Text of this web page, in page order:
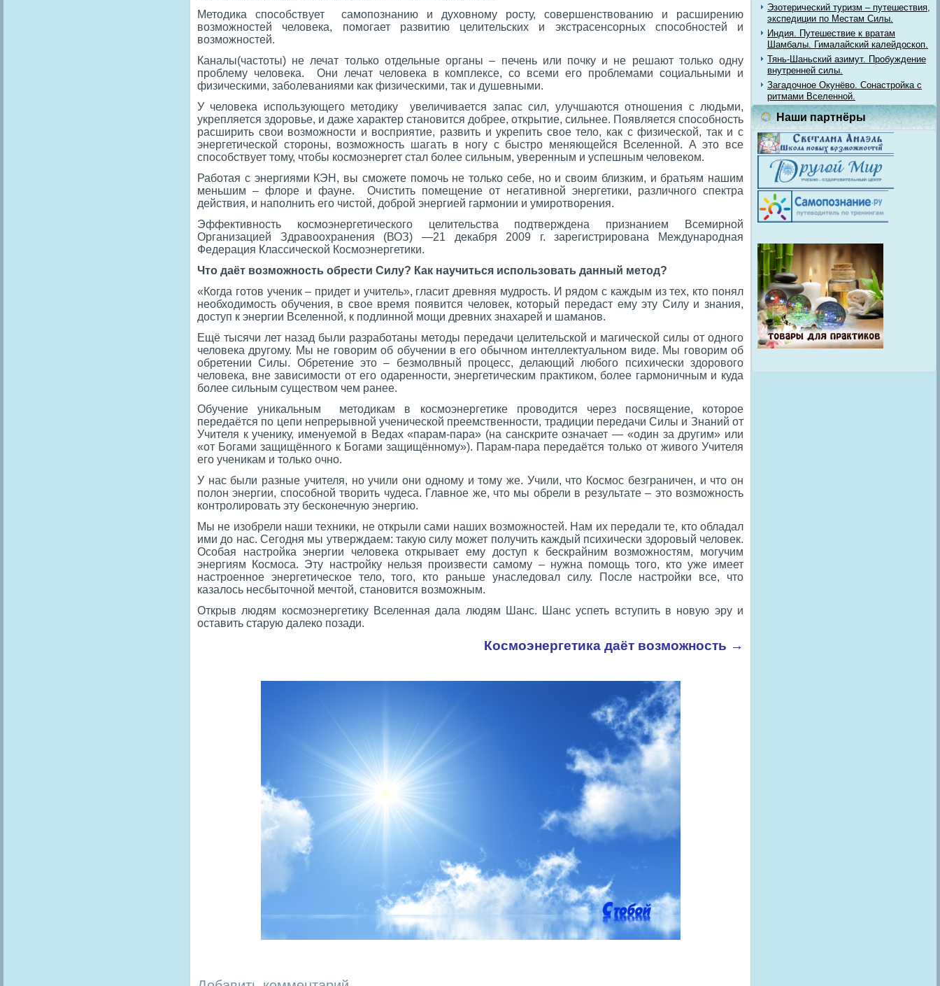
Методика способствует самопознанию и духовному росту, совершенствованию и расширению
возможностей человека, помогает развитию целительских и экстрасенсорных способностей и
возможностей.
Каналы(частоты) не лечат только отдельные органы – печень или почку и не решают только одну
проблему человека. Они лечат человека в комплексе, со всеми его проблемами социальными и
физическими, заболеваниями как физическими, так и душевными.
У человека использующего методику увеличивается запас сил, улучшаются отношения с людьми,
укрепляется здоровье, и даже характер становится добрее, открытие, сильнее. Появляется способность
расширить свои возможности и восприятие, развить и укрепить свое тело, как с физической, так и с
энергетической стороны, возможность шагать в ногу с быстро меняющейся Вселенной. А это все
способствует тому, чтобы космоэнергет стал более сильным, уверенным и успешным человеком.
Работая с энергиями КЭН, вы сможете помочь не только себе, но и своим близким, и братьям нашим
меньшим – флоре и фауне. Очистить помещение от негативной энергетики, различного спектра
действия, и наполнить его чистой, доброй энергией гармонии и умиротворения.
Эффективность космоэнергетического целительства подтверждена признанием Всемирной
Организацией Здравоохранения (ВОЗ) —21 декабря 2009 г. зарегистрирована Международная
Федерация Классической Космоэнергетики.
Что даёт возможность обрести Силу? Как научиться использовать данный метод?
«Когда готов ученик – придет и учитель», гласит древняя мудрость. И рядом с каждым из тех, кто понял
необходимость обучения, в свое время появится человек, который передаст ему эту Силу и знания,
доступ к энергии Вселенной, к подлинной мощи древних знахарей и шаманов.
Ещё тысячи лет назад были разработаны методы передачи целительской и магической силы от одного
человека другому. Мы не говорим об обучении в его обычном интеллектуальном виде. Мы говорим об
обретении Силы. Обретение это – безмолвный процесс, делающий любого психически здорового
человека, вне зависимости от его одаренности, энергетическим практиком, более гармоничным и куда
более сильным существом чем ранее.
Обучение уникальным методикам в космоэнергетике проводится через посвящение, которое
передаётся по цепи непрерывной ученической преемственности, традиции передачи Силы и Знаний от
Учителя к ученику, именуемой в Ведах «парам-пара» (на санскрите означает — «один за другим» или
«от Богами защищённого к Богами защищённому»). Парам-пара передаётся только от живого Учителя
его ученикам и только очно.
У нас были разные учителя, но учили они одному и тому же. Учили, что Космос безграничен, и что он
полон энергии, способной творить чудеса. Главное же, что мы обрели в результате – это возможность
контролировать эту бесконечную энергию.
Мы не изобрели наши техники, не открыли сами наших возможностей. Нам их передали те, кто обладал
ими до нас. Сегодня мы утверждаем: такую силу может получить каждый психически здоровый человек.
Особая настройка энергии человека открывает ему доступ к бескрайним возможностям, могучим
энергиям Космоса. Эту настройку нельзя произвести самому – нужна помощь того, кто уже имеет
настроенное энергетическое тело, того, кто раньше унаследовал силу. После настройки все, что
казалось несбыточной мечтой, становится возможным.
Открыв людям космоэнергетику Вселенная дала людям Шанс. Шанс успеть вступить в новую эру и
оставить старую далеко позади.
Космоэнергетика даёт возможность →
Эзотерический туризм – путешествия,
экспедиции по Местам Силы.
Индия. Путешествие к вратам
Шамбалы. Гималайский калейдоскоп.
Тянь-Шаньский азимут. Пробуждение
внутренней силы.
Загадочное Окунёво. Сонастройка с
ритмами Вселенной.
Наши партнёры